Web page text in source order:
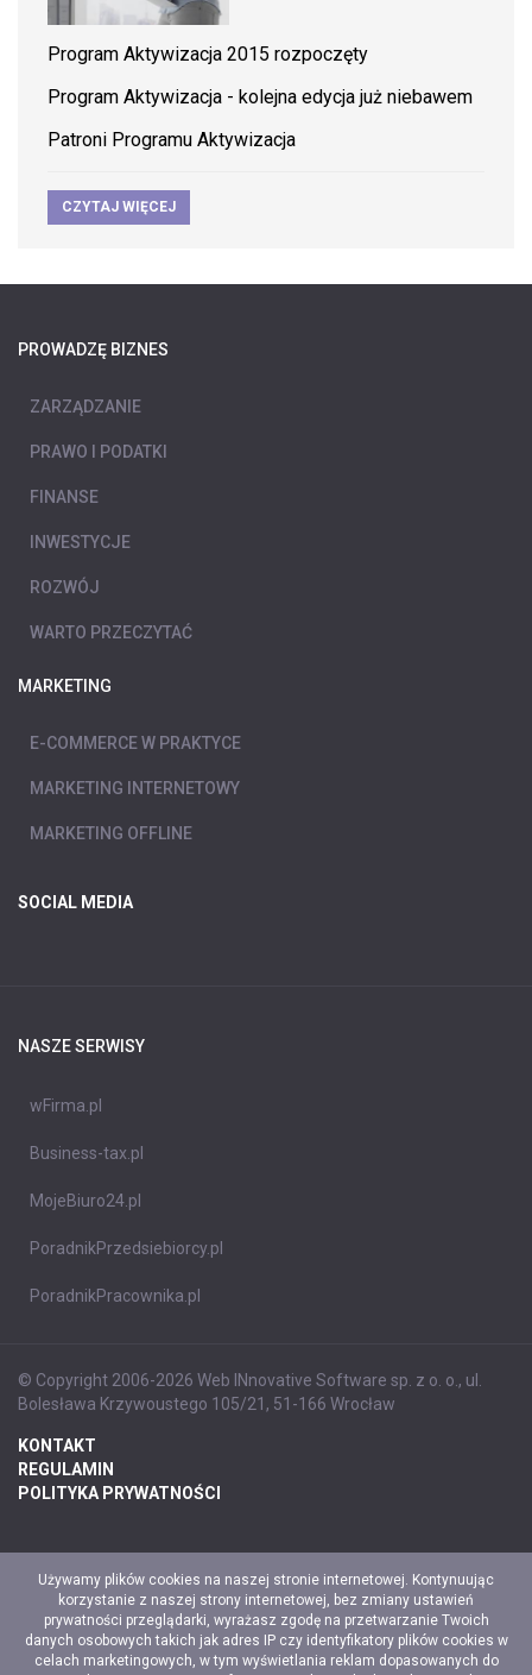
Program Aktywizacja 2015 rozpoczęty
Program Aktywizacja - kolejna edycja już niebawem
Patroni Programu Aktywizacja
CZYTAJ WIĘCEJ
PROWADZĘ BIZNES
ZARZĄDZANIE
PRAWO I PODATKI
FINANSE
INWESTYCJE
ROZWÓJ
WARTO PRZECZYTAĆ
MARKETING
E-COMMERCE W PRAKTYCE
MARKETING INTERNETOWY
MARKETING OFFLINE
SOCIAL MEDIA
NASZE SERWISY
wFirma.pl
Business-tax.pl
MojeBiuro24.pl
PoradnikPrzedsiebiorcy.pl
PoradnikPracownika.pl
© Copyright 2006-2026 Web INnovative Software sp. z o. o., ul.
Bolesława Krzywoustego 105/21, 51-166 Wrocław
KONTAKT
REGULAMIN
POLITYKA PRYWATNOŚCI
Używamy plików cookies na naszej stronie internetowej. Kontynuując
korzystanie z naszej strony internetowej, bez zmiany ustawień
prywatności przeglądarki, wyrażasz zgodę na przetwarzanie Twoich
danych osobowych takich jak adres IP czy identyfikatory plików cookies w
celach marketingowych, w tym wyświetlania reklam dopasowanych do